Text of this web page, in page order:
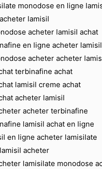
monodose en ligne
lamisil
acheter lamisil achat
en ligne acheter lamisil
acheter acheter
terbinafine achat
lamisil creme achat
acheter lamisil
acheter terbinafine
lamisil achat en ligne
en ligne acheter lamisilate
acheter
lamisilate monodose